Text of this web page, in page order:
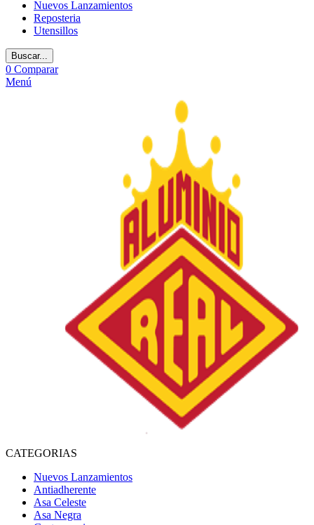
Nuevos Lanzamientos
Reposteria
Utensillos
Buscar...
0 Comparar
Menú
CATEGORIAS
Nuevos Lanzamientos
Antiadherente
Asa Celeste
Asa Negra